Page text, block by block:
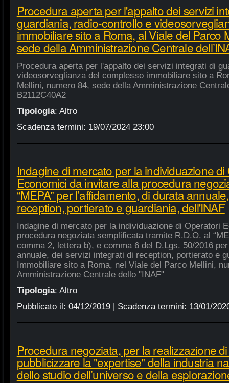
Procedura aperta per l'appalto dei servizi
guardiania, radio-controllo e
immobiliare sito a Roma, al Viale del Parco
sede della Amministrazione Centrale
Procedura aperta per l'appalto dei servizi integrati di
videosorveglianza del complesso immobiliare sito a
Mellini, numero 84, sede della Amministrazione
B2112C40A2
Tipologia: Altro
Scadenza termini: 19/07/2024 23:00
Indagine di mercato per la individuazione
Economici da invitare alla procedura
“MEPA” per l’affidamento, di durata
reception, portierato e guardiania, dell'INAF
Indagine di mercato per la individuazione di Operatori
procedura negoziata semplificata tramite R.D.O. al
comma 2, lettera b), e comma 6 del D.Lgs. 50/2016
annuale, dei servizi integrati di reception, portierato e
Immobiliare sito a Roma, nel Viale del Parco Mellini,
Amministrazione Centrale dello "INAF"
Tipologia: Altro
Pubblicato il: 04/12/2019| Scadenza termini: 13/01/
Procedura negoziata, per la realizzazione
pubblicizzare la "expertise" della industria
dello studio dell’universo e della